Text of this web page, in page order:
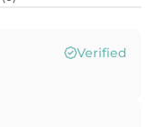
Verified